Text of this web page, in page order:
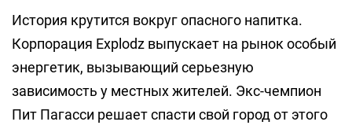
История крутится вокруг опасного напитка.
Корпорация Explodz выпускает на рынок особый
энергетик, вызывающий серьезную
зависимость у местных жителей. Экс-чемпион
Пит Пагасси решает спасти свой город от этого